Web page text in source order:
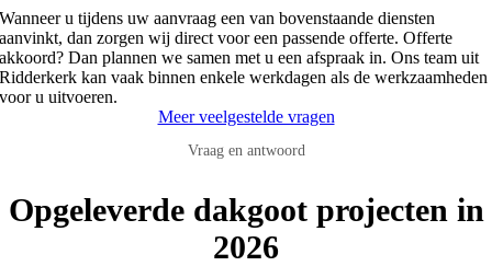
Wanneer u tijdens uw aanvraag een van bovenstaande diensten
aanvinkt, dan zorgen wij direct voor een passende offerte. Offerte
akkoord? Dan plannen we samen met u een afspraak in. Ons team uit
Ridderkerk kan vaak binnen enkele werkdagen als de werkzaamheden
voor u uitvoeren.
Meer veelgestelde vragen
Vraag en antwoord
Opgeleverde dakgoot projecten in
2026